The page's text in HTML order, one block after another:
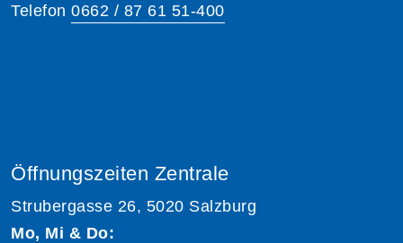
Telefon 0662 / 87 61 51-400
Öffnungszeiten Zentrale
Strubergasse 26, 5020 Salzburg
Mo, Mi & Do: